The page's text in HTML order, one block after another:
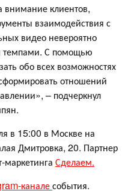
внимание клиентов,
взаимодействия с
видео невероятно
темпами. С помощью
обо всех возможностях
отношений
– подчеркнул
в 15:00 в Москве на
Дмитровка, 20. Партнер
маркетинга Сделаем.
каналесобытия.